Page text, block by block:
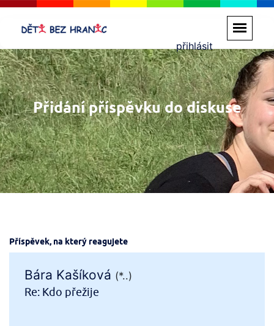
přihlásit
Přidání příspěvku do diskuse
Příspěvek, na který reagujete
Bára Kašíková (*..)
Re: Kdo přežije